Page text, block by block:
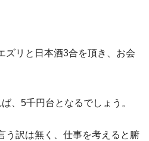
ズリと日本酒3合を頂き、お会
、5千円台となるでしょう。
う訳は無く、仕事を考えると腑